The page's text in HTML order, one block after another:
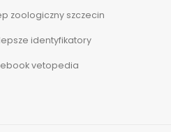
zoologiczny szczecin
identyfikatory
vetopedia